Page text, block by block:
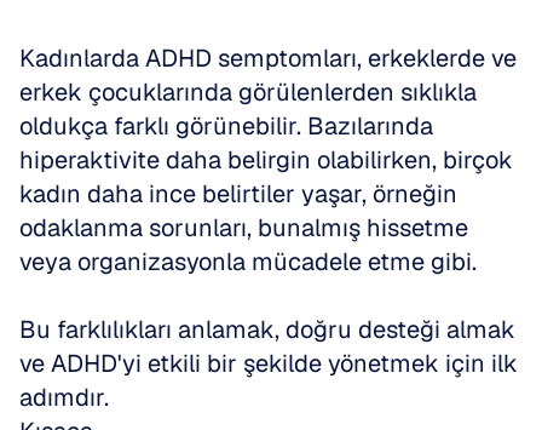
Kadınlarda ADHD semptomları, erkeklerde ve
erkek çocuklarında görülenlerden sıklıkla
oldukça farklı görünebilir. Bazılarında
hiperaktivite daha belirgin olabilirken, birçok
kadın daha ince belirtiler yaşar, örneğin
odaklanma sorunları, bunalmış hissetme
veya organizasyonla mücadele etme gibi.
Bu farklılıkları anlamak, doğru desteği almak
ve ADHD'yi etkili bir şekilde yönetmek için ilk
adımdır.